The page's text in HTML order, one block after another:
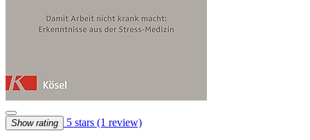
Show rating 5 stars (1 review)